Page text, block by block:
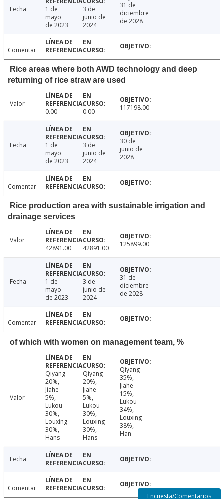
Fecha
1 de
mayo
de 2023
3 de
junio de
2024
31 de
diciembre
de 2028
Comentar
Rice areas where both AWD technology and deep
returning of rice straw are used
Valor
0.00
0.00 117198.00
Fecha
1 de
mayo
de 2023
3 de
junio de
2024
30 de
junio de
2028
Comentar
Rice production area with sustainable irrigation and
drainage services
Valor
42891.00
42891.00 125899.00
Fecha
1 de
mayo
de 2023
3 de
junio de
2024
31 de
diciembre
de 2028
Comentar
of which with women on management team, %
Valor
Qiyang
20%,
Jiahe
5%,
Lukou
30%,
Louxing
30%,
Hans
Qiyang
20%,
Jiahe
5%,
Lukou
30%,
Louxing
30%,
Hans
Qiyang
35%,
Jiahe
15%,
Lukou
34%,
Louxing
38%,
Han
Fecha
Comentar
Encuesta/Comentarios